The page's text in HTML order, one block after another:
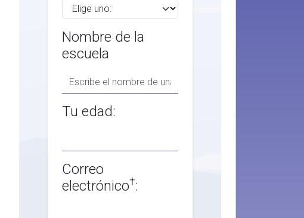
Nombre de la
escuela
Tu edad:
Correo
electrónico†: